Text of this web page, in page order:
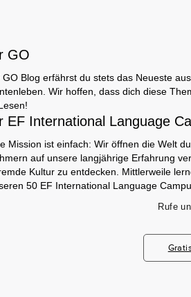
GO
GO Blog erfährst du stets das Neueste
Wir hoffen, dass dich diese
EF International Language
Mission ist einfach: Wir öffnen die Welt
auf unsere langjährige Erfahrung
Kultur zu entdecken. Mittlerweile
50 EF International Language
Rufe